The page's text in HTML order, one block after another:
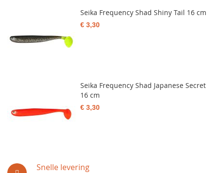
Snelle levering
Seika Frequency Shad Shiny Tail 16 cm
€ 3,30
Seika Frequency Shad Japanese Secret
16 cm
€ 3,30